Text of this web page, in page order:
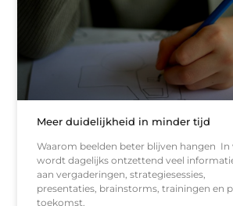
Meer duidelijkheid in minder tijd
Waarom beelden beter blijven hangen In
wordt dagelijks ontzettend veel
aan vergaderingen, strategiesessies,
presentaties, brainstorms, trainingen en
toekomst.